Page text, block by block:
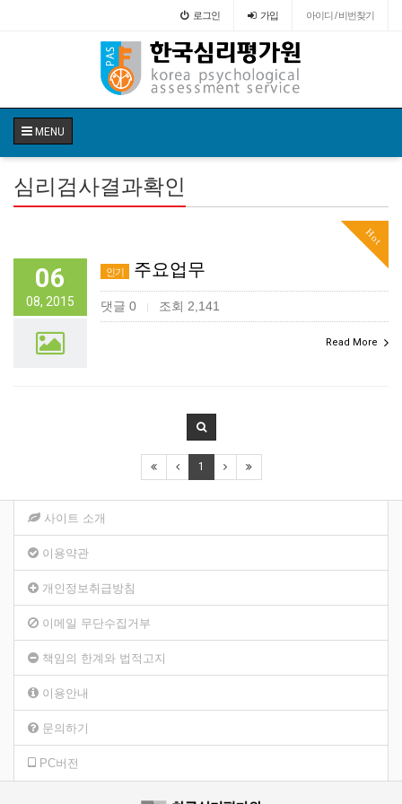
로그인 가입 아이디 / 비번찾기
MENU
심리검사결과확인
Hot
06
08, 2015
인기 주요업무
댓글 0 조회 2,141
Read More
1
사이트 소개
이용약관
개인정보취급방침
이메일 무단수집거부
책임의 한계와 법적고지
이용안내
문의하기
PC버전